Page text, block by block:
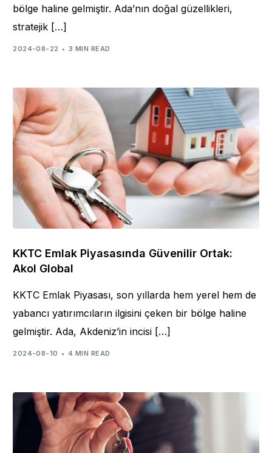
bölge haline gelmiştir. Ada’nın doğal güzellikleri,
stratejik […]
2024-08-22 3 MIN READ
KKTC Emlak Piyasasında Güvenilir Ortak:
Akol Global
KKTC Emlak Piyasası, son yıllarda hem yerel hem de
yabancı yatırımcıların ilgisini çeken bir bölge haline
gelmiştir. Ada, Akdeniz’in incisi […]
2024-08-10 4 MIN READ